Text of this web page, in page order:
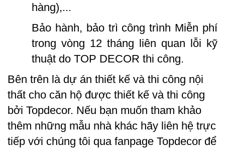
hàng),...
Bảo hành, bảo trì công trình Miễn phí
trong vòng 12 tháng liên quan lỗi kỹ
thuật do TOP DECOR thi công.
Bên trên là dự án thiết kế và thi công nội
thất cho căn hộ được thiết kế và thi công
bởi Topdecor. Nếu bạn muốn tham khảo
thêm những mẫu nhà khác hãy liên hệ trực
tiếp với chúng tôi qua fanpage Topdecor để